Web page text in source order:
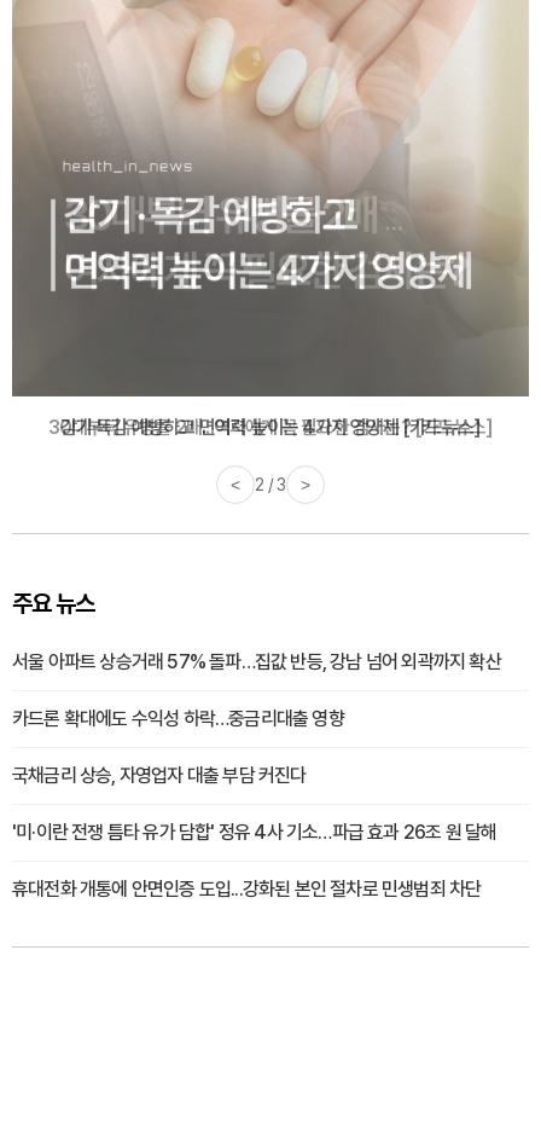
감기·독감 예방하고 면역력 높이는 4가지 영양제 [카드뉴스]
< 3 / 3 >
주요 뉴스
서울 아파트 상승거래 57% 돌파…집값 반등, 강남 넘어 외곽까지 확산
카드론 확대에도 수익성 하락…중금리대출 영향
국채금리 상승, 자영업자 대출 부담 커진다
'미·이란 전쟁 틈타 유가 담합' 정유 4사 기소…파급 효과 26조 원 달해
휴대전화 개통에 안면인증 도입...강화된 본인 절차로 민생범죄 차단